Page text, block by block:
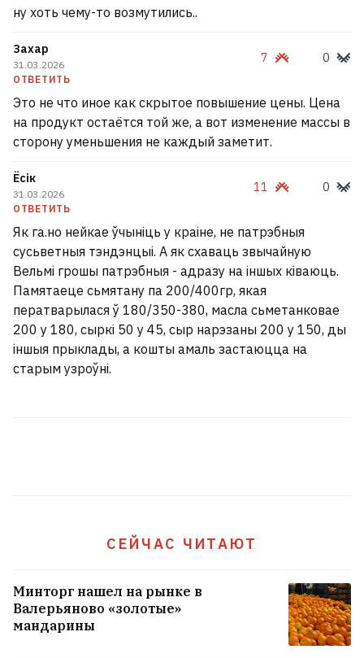
ну хоть чему-то возмутились..
Захар
31.03.2026
ОТВЕТИТЬ
7 0
Это не что иное как скрытое повышение цены. Цена
на продукт остаётся той же, а вот изменение массы в
сторону уменьшения не каждый заметит.
Ёсік
31.03.2026
ОТВЕТИТЬ
11 0
Як га.но нейкае ўчыніць у краіне, не патрэбныя
сусьветныя тэндэнцыі. А як схаваць звычайную
Вельмі грошы патрэбныя - адразу на іншых ківаюць.
Памятаеце сьмятану па 200/400гр, якая
ператварылася ў 180/350-380, масла сьметанковае
200 у 180, сыркі 50 у 45, сыр нарэзаны 200 у 150, ды
іншыя прыклады, а кошты амаль застаюцца на
старым узроўні.
СЕЙЧАС ЧИТАЮТ
Минторг нашел на рынке в
Валерьяново «золотые»
мандарины
«У нас нет их координат, и это главная
сложность операции». Как идет поиск
пропавших в горах Кыргызстана
белорусов и литовца
Роман о разводе, который многое может
сказать о современных женщинах
разыскивали за поставки